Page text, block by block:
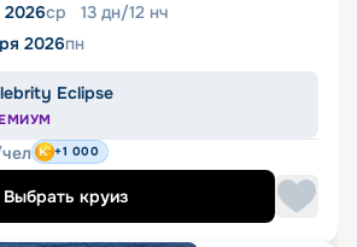
2026ср 13 дн/12 нч
2026пн
Eclipse
+1 000
Выбрать круиз